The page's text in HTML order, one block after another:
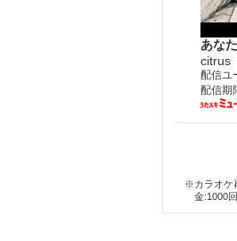
あな
citrus
配信ユ
配信期
※カラオケ
金:1000